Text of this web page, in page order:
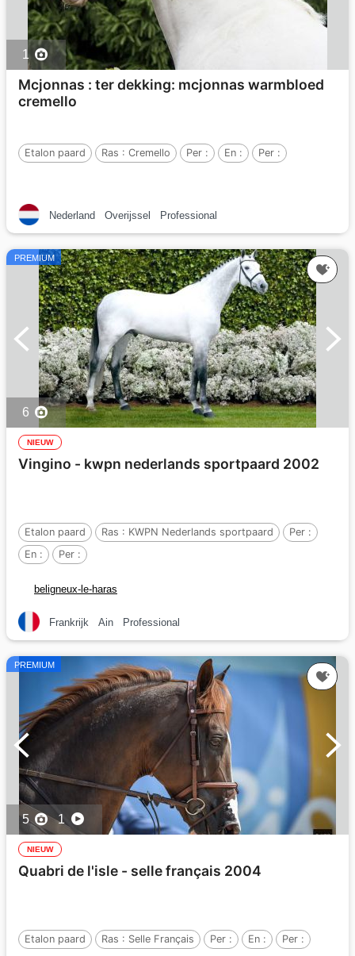
1
Mcjonnas : ter dekking: mcjonnas warmbloed
cremello
Etalon paard Ras : Cremello Per : En : Per :
Nederland Overijssel Professional
PREMIUM
6
NIEUW
Vingino - kwpn nederlands sportpaard 2002
Etalon paard Ras : KWPN Nederlands sportpaard
Per :
En :
Per :
beligneux-le-haras
Frankrijk Ain Professional
PREMIUM
5 1
NIEUW
Quabri de l'isle - selle français 2004
Etalon paard Ras : Selle Français Per : En : Per :